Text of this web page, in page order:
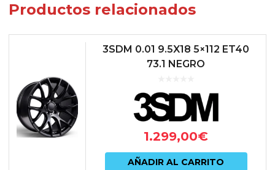
Productos relacionados
3SDM 0.01 9.5X18 5×112 ET40
73.1 NEGRO
1.299,00€
AÑADIR AL CARRITO